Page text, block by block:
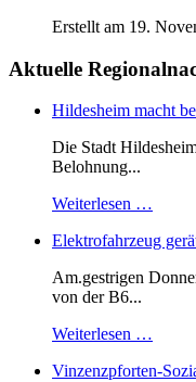
Erstellt am 19.
Aktuelle
Hildesheim macht
Die Stadt
Belohnung...
Weiterlesen …
Elektrofahrzeug
Am.gestrigen
von der B6...
Weiterlesen …
Vinzenzpforten-